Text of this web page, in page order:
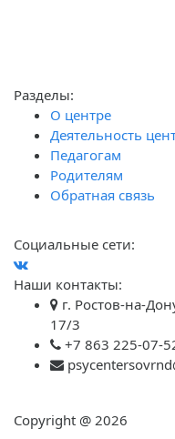
Разделы:
О центре
Деятельность
Педагогам
Родителям
Обратная связь
Социальные сети:
Наши контакты:
г. Ростов-на-
17/3
+7 863 225-07-
Copyright @ 2026